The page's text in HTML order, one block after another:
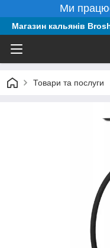
Ми
Магазин кальянів
Товари та послуги